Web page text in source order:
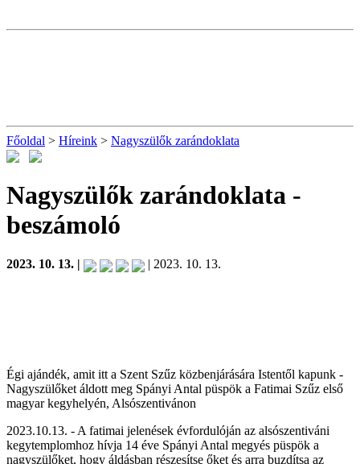
Főoldal > Híreink > Nagyszülők zarándoklata
Nagyszülők zarándoklata -
beszámoló
2023. 10. 13. | | 2023. 10. 13.
Égi ajándék, amit itt a Szent Szűz közbenjárására Istentől kapunk -
Nagyszülőket áldott meg Spányi Antal püspök a Fatimai Szűz első
magyar kegyhelyén, Alsószentivánon
2023.10.13. - A fatimai jelenések évfordulóján az alsószentiváni
kegytemplomhoz hívja 14 éve Spányi Antal megyés püspök a
nagyszülőket, hogy áldásban részesítse őket és arra buzdítsa az